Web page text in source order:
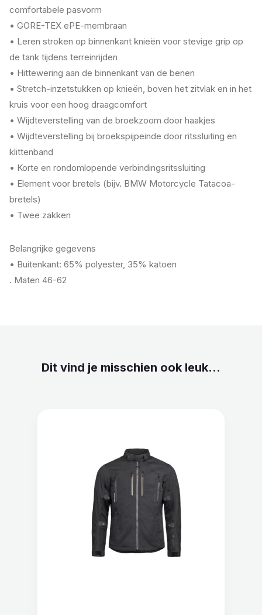
comfortabele pasvorm
• GORE-TEX ePE-membraan
• Leren stroken op binnenkant knieën voor stevige grip op
de tank tijdens terreinrijden
• Hittewering aan de binnenkant van de benen
• Stretch-inzetstukken op knieën, boven het zitvlak en in het
kruis voor een hoog draagcomfort
• Wijdteverstelling van de broekzoom door haakjes
• Wijdteverstelling bij broekspijpeinde door ritssluiting en
klittenband
• Korte en rondomlopende verbindingsritssluiting
• Element voor bretels (bijv. BMW Motorcycle Tatacoa-
bretels)
• Twee zakken
Belangrijke gegevens
• Buitenkant: 65% polyester, 35% katoen
. Maten 46-62
Dit vind je misschien ook leuk...